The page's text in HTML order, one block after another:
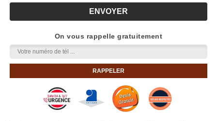
On vous rappelle gratuitement